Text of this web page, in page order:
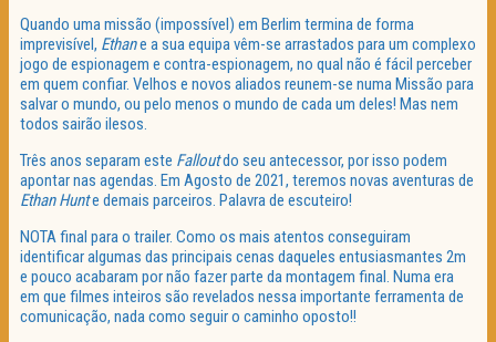
Quando uma missão (impossível) em Berlim termina de forma
imprevisível, Ethane a sua equipa vêm-se arrastados para um complexo
jogo de espionagem e contra-espionagem, no qual não é fácil perceber
em quem confiar. Velhos e novos aliados reunem-se numa Missão para
salvar o mundo, ou pelo menos o mundo de cada um deles! Mas nem
todos sairão ilesos.
Três anos separam este Falloutdo seu antecessor, por isso podem
apontar nas agendas. Em Agosto de 2021, teremos novas aventuras de
Ethan Hunte demais parceiros. Palavra de escuteiro!
NOTA final para o trailer. Como os mais atentos conseguiram
identificar algumas das principais cenas daqueles entusiasmantes 2m
e pouco acabaram por não fazer parte da montagem final. Numa era
em que filmes inteiros são revelados nessa importante ferramenta de
comunicação, nada como seguir o caminho oposto!!